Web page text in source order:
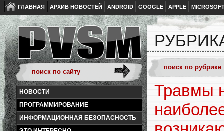
ГЛАВНАЯ АРХИВ НОВОСТЕЙ ANDROID GOOGLE APPLE
НОВОСТИ
ПРОГРАММИРОВАНИЕ
ИНФОРМАЦИОННАЯ БЕЗОПАСНОСТЬ
Травмы